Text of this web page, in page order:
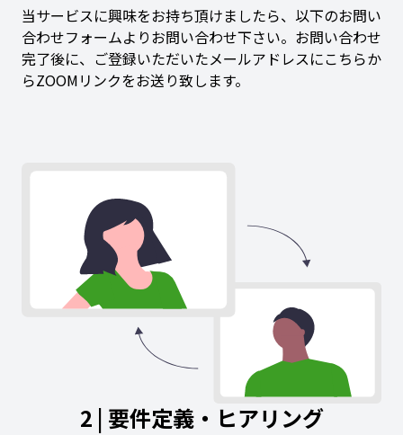
当サービスに興味をお持ち頂けましたら、以下のお問い
合わせフォームよりお問い合わせ下さい。お問い合わせ
完了後に、ご登録いただいたメールアドレスにこちらか
らZOOMリンクをお送り致します。
2 | 要件定義・ヒアリング